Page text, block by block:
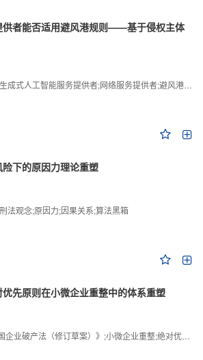
供者能否适用避风港规则——基于侵权主体
人工智能服务提供者;网络服务提供者;避风港规则;版权责任
下的原因力理论重塑
法观念;原因力;因果关系;算法黑箱
先原则在小微企业重整中的体系重塑
法（修订草案）》;小微企业重整;绝对优先原则;股东权益保留;预期可支配收入标准